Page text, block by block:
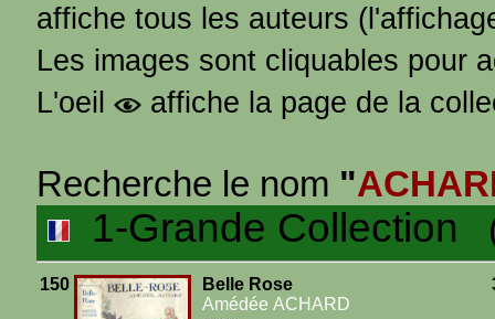
affiche tous les auteurs
Les images sont cliquables pour
L'oeil
affiche la page de la
Recherche le nom "
1-Grande Collection
150
Belle Rose
Amédée ACHARD